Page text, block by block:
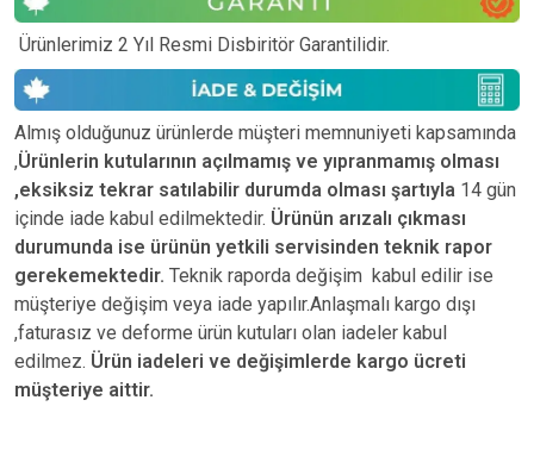
Ürünlerimiz 2 Yıl Resmi Disbiritör Garantilidir.
Almış olduğunuz ürünlerde müşteri memnuniyeti kapsamında
,Ürünlerin kutularının açılmamış ve yıpranmamış olması
,eksiksiz tekrar satılabilir durumda olması şartıyla 14 gün
içinde iade kabul edilmektedir. Ürünün arızalı çıkması
durumunda ise ürünün yetkili servisinden teknik rapor
gerekemektedir. Teknik raporda değişim kabul edilir ise
müşteriye değişim veya iade yapılır.Anlaşmalı kargo dışı
,faturasız ve deforme ürün kutuları olan iadeler kabul
edilmez. Ürün iadeleri ve değişimlerde kargo ücreti
müşteriye aittir.